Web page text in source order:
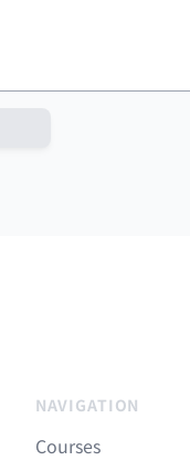
NAVIGATION
Courses